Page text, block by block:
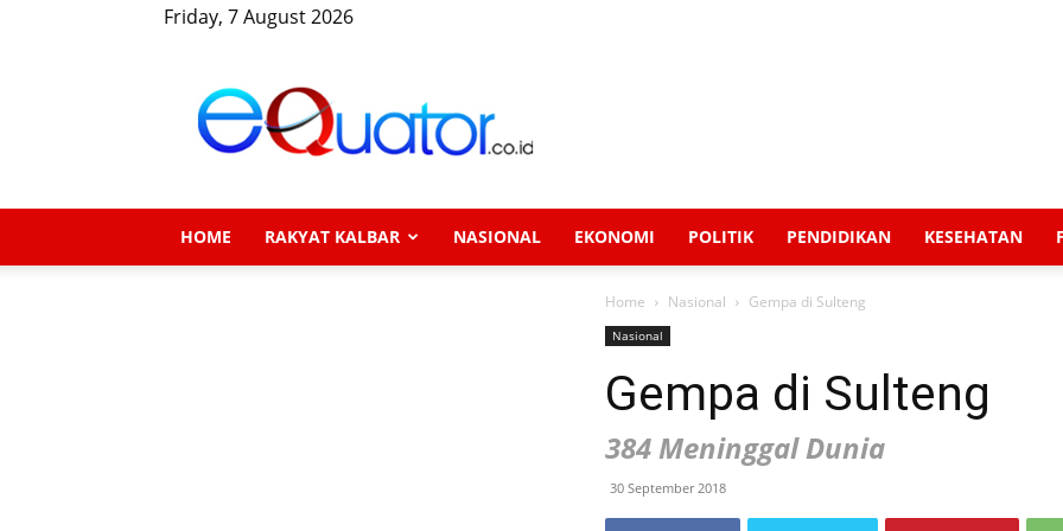
Friday, 7 August 2026
HOME RAKYAT KALBAR NASIONAL EKONOMI POLITIK PENDIDIKAN KESEHATAN
Home Nasional Gempa di Sulteng
Nasional
Gempa di Sulteng
384 Meninggal Dunia
30 September 2018